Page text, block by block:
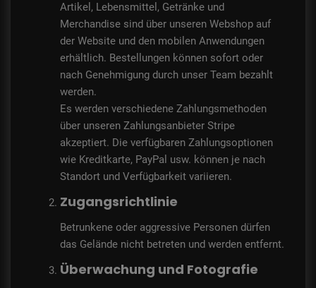
Artikel, Lebensmittel, Getränke und
Merchandise sind über unseren Webshop auf
der Website und den mobilen Anwendungen
erhältlich. Bestellungen können sofort oder
nach Genehmigung durch unser Team bezahlt
werden.
Es werden verschiedene Zahlungsmethoden
über unseren Zahlungsanbieter Stripe
akzeptiert. Die verfügbaren Zahlungsoptionen
wie Kreditkarte, PayPal usw. können je nach
Standort und Verfügbarkeit variieren.
Zugangsrichtlinie
Betrunkene oder aggressive Personen dürfen
das Gelände nicht betreten und werden entfernt.
Überwachung und Fotografie